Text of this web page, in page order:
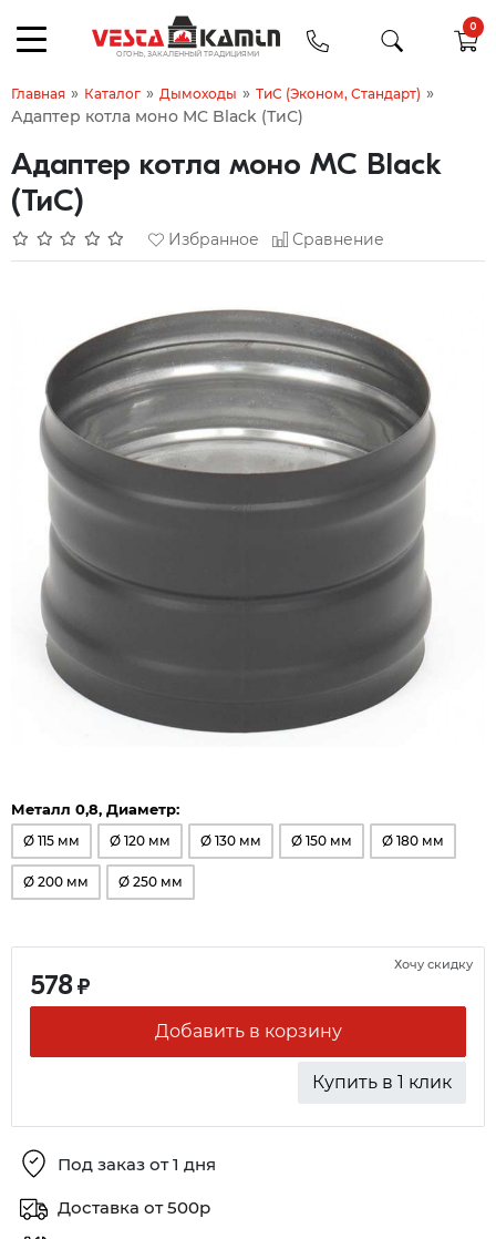
0
Главная » Каталог » Дымоходы » ТиС (Эконом, Стандарт) »
Адаптер котла моно MC Black (ТиС)
Адаптер котла моно MC Black
(ТиС)
Избранное Сравнение
Металл 0,8, Диаметр:
Ø 115 мм Ø 120 мм Ø 130 мм Ø 150 мм Ø 180 мм
Ø 200 мм Ø 250 мм
578₽
Добавить в корзину
Купить в 1 клик
Хочу скидку
Под заказ от 1 дня
Доставка от 500р